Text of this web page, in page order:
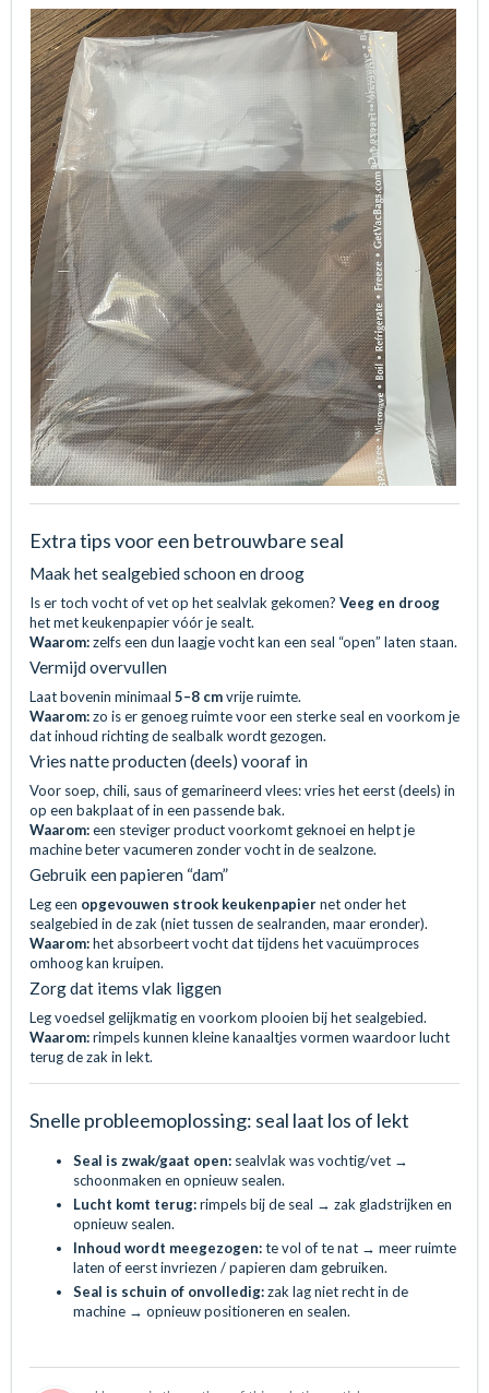
Extra tips voor een betrouwbare seal
Maak het sealgebied schoon en droog
Is er toch vocht of vet op het sealvlak gekomen? Veeg en droog
het met keukenpapier vóór je sealt.
Waarom:zelfs een dun laagje vocht kan een seal “open” laten staan.
Vermijd overvullen
Laat bovenin minimaal 5–8 cmvrije ruimte.
Waarom:zo is er genoeg ruimte voor een sterke seal en voorkom je
dat inhoud richting de sealbalk wordt gezogen.
Vries natte producten (deels) vooraf in
Voor soep, chili, saus of gemarineerd vlees: vries het eerst (deels) in
op een bakplaat of in een passende bak.
Waarom:een steviger product voorkomt geknoei en helpt je
machine beter vacumeren zonder vocht in de sealzone.
Gebruik een papieren “dam”
Leg een opgevouwen strook keukenpapiernet onder het
sealgebied in de zak (niet tussen de sealranden, maar eronder).
Waarom:het absorbeert vocht dat tijdens het vacuümproces
omhoog kan kruipen.
Zorg dat items vlak liggen
Leg voedsel gelijkmatig en voorkom plooien bij het sealgebied.
Waarom:rimpels kunnen kleine kanaaltjes vormen waardoor lucht
terug de zak in lekt.
Snelle probleemoplossing: seal laat los of lekt
Seal is zwak/gaat open: sealvlak was vochtig/vet →
schoonmaken en opnieuw sealen.
Lucht komt terug:rimpels bij de seal → zak gladstrijken en
opnieuw sealen.
Inhoud wordt meegezogen:te vol of te nat → meer ruimte
laten of eerst invriezen / papieren dam gebruiken.
Seal is schuin of onvolledig:zak lag niet recht in de
machine → opnieuw positioneren en sealen.